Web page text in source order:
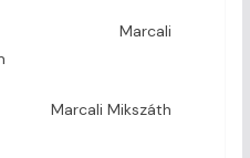
Marcali
Mikszáth